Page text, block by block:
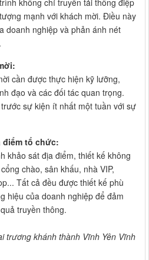
không chỉ truyền tải thông điệp
mạnh với khách mời. Điều này
doanh nghiệp và phản ánh nét
cần được thực hiện kỹ lưỡng,
đạo và các đối tác quan trọng.
sự kiện ít nhất một tuần với sự
điểm tổ chức:
khảo sát địa điểm, thiết kế không
chào, sân khấu, nhà VIP,
Tất cả đều được thiết kế phù
hiệu của doanh nghiệp để đảm
truyền thông.
trương khánh thành Vĩnh Yên Vĩnh